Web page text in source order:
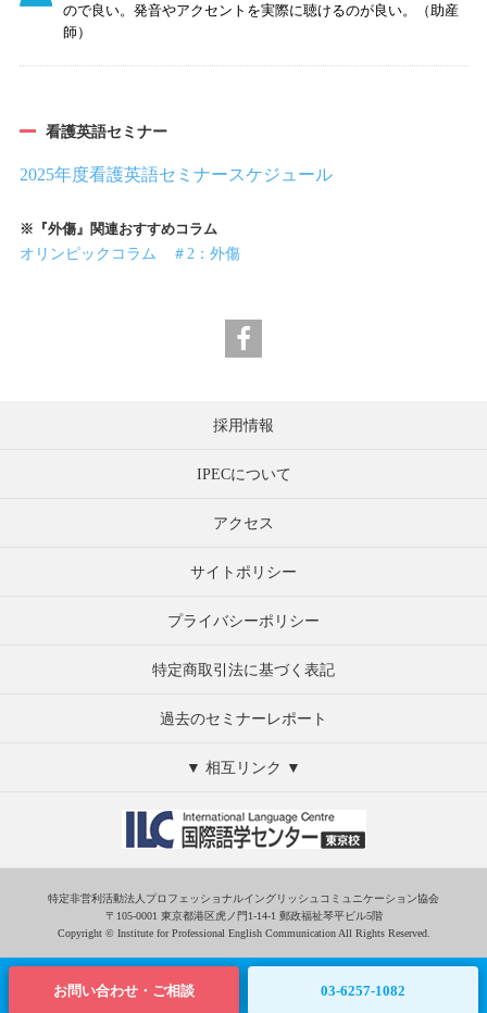
ので良い。発音やアクセントを実際に聴けるのが良い。（助産
師）
看護英語セミナー
2025年度看護英語セミナースケジュール
※『外傷』関連おすすめコラム
オリンピックコラム ＃2：外傷
採用情報
IPECについて
アクセス
サイトポリシー
プライバシーポリシー
特定商取引法に基づく表記
過去のセミナーレポート
▼ 相互リンク ▼
特定非営利活動法人プロフェッショナルイングリッシュコミュニケーション協会
〒105-0001 東京都港区虎ノ門1-14-1 郵政福祉琴平ビル5階
Copyright © Institute for Professional English Communication All Rights Reserved.
お問い合わせ・ご相談 03‐6257‐1082